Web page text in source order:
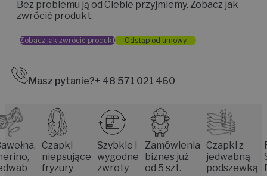
Bez problemu ją od Ciebie przyjmiemy. Zobacz jak
zwrócić produkt.
Zobacz jak zwrócić produkt Odstąp od umowy
Masz pytanie?+ 48 571 021 460
Czapki
niepsujące
fryzury
Szybkie i
wygodne
zwroty
Zamówienia
biznes już
od 5 szt.
Czapki z
jedwabną
podszewką